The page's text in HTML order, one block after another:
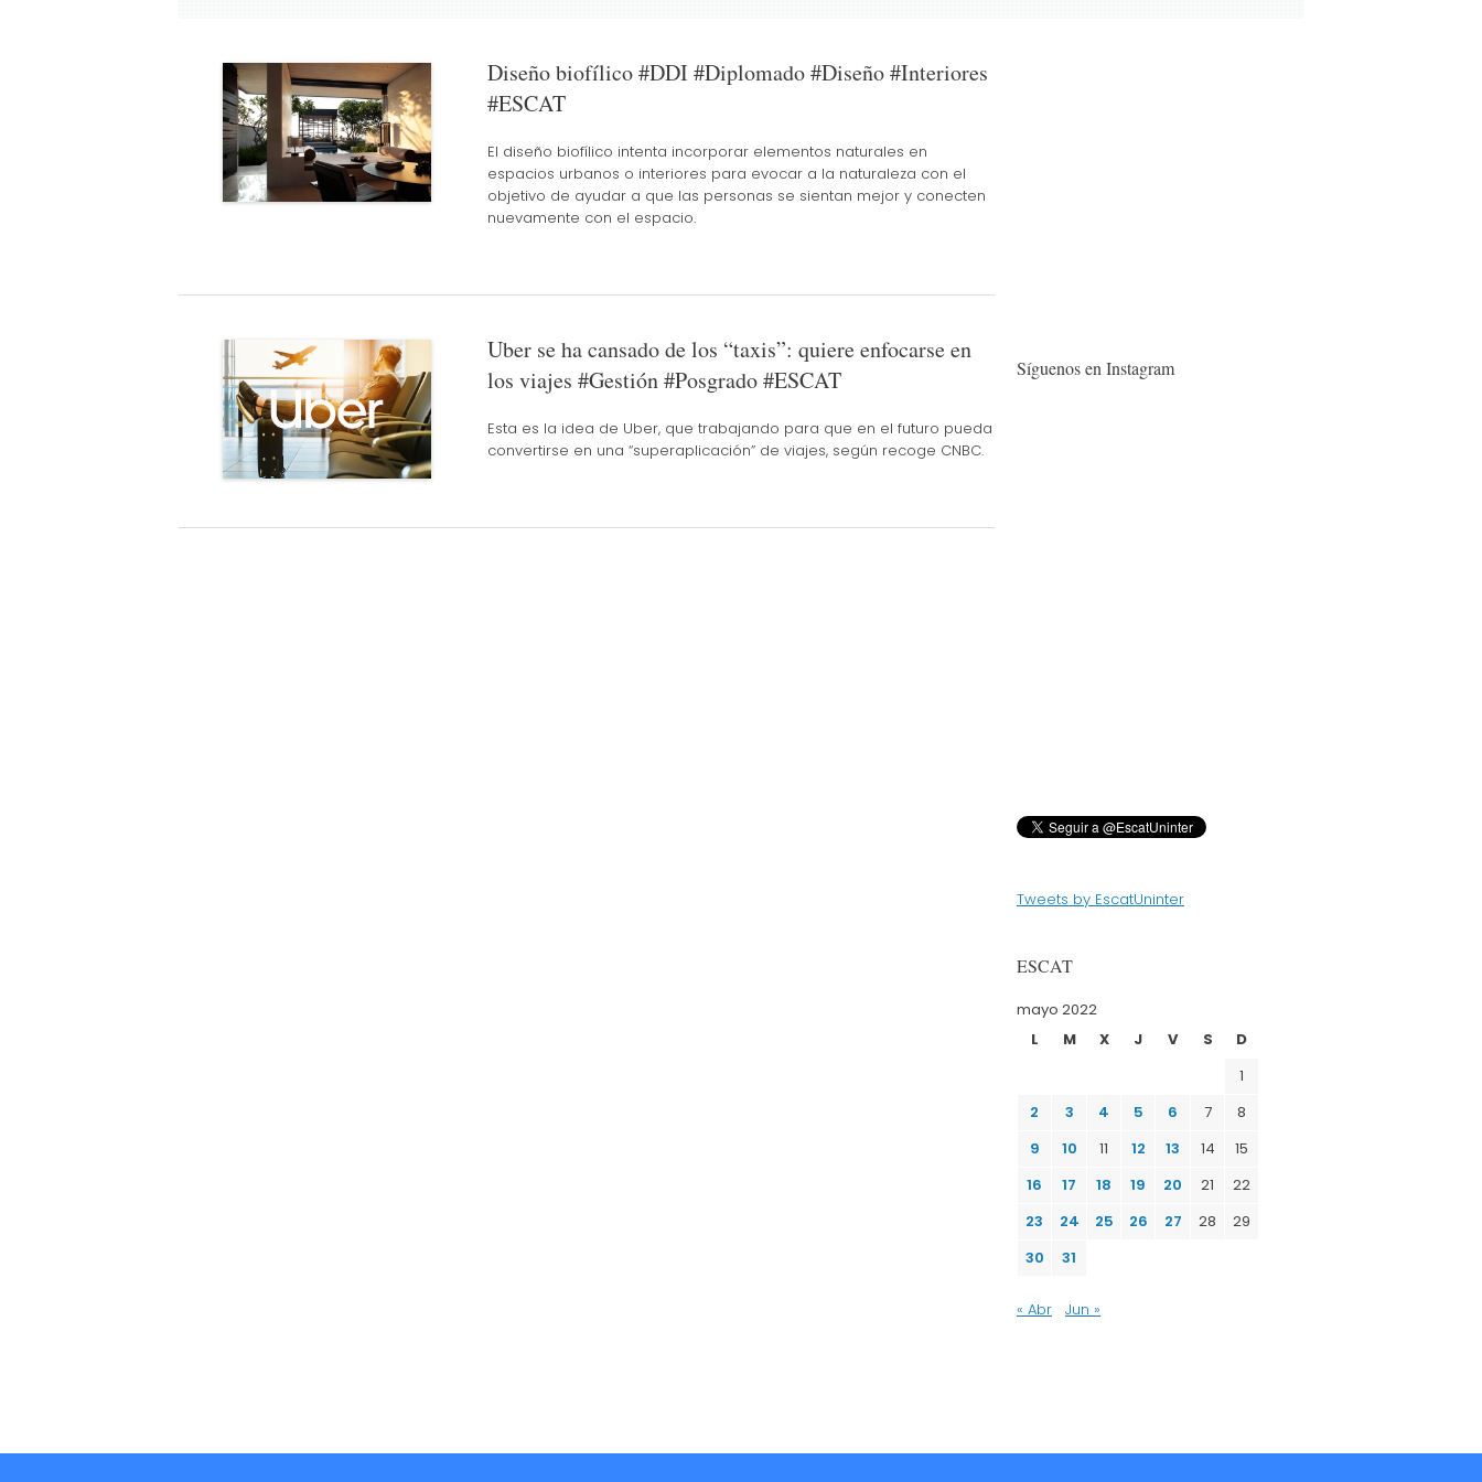
Diseño biofílico #DDI #Diplomado #Diseño #Interiores
#ESCAT
El diseño biofílico intenta incorporar elementos naturales en
espacios urbanos o interiores para evocar a la naturaleza con el
objetivo de ayudar a que las personas se sientan mejor y conecten
nuevamente con el espacio.
Uber se ha cansado de los “taxis”: quiere enfocarse en
los viajes #Gestión #Posgrado #ESCAT
Esta es la idea de Uber, que trabajando para que en el futuro pueda
convertirse en una “superaplicación” de viajes, según recoge CNBC.
Síguenos en Instagram
Tweets by EscatUninter
ESCAT
mayo 2022
L
M X J V S
D
1
2
3 4 5 6 7
8
9
10 11 12 13 14
15
16
17 18 19 20 21
22
23
24 25 26 27 28
29
30
31
« Abr Jun »